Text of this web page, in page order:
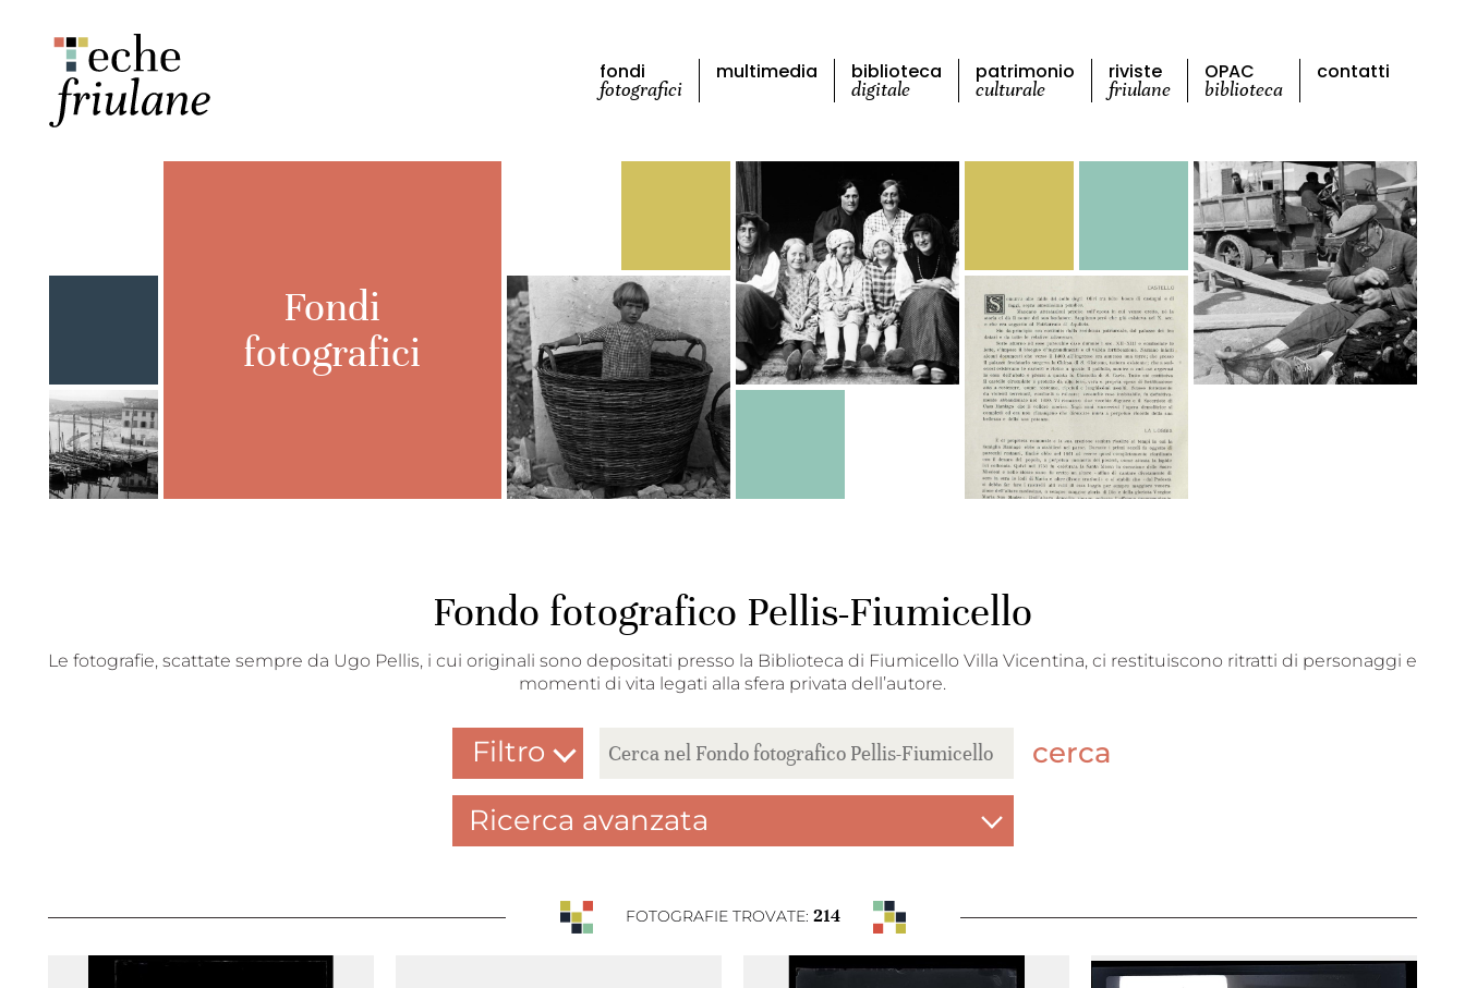
fondi
fotografici
multimedia biblioteca
digitale
patrimonio
culturale
riviste
friulane
OPAC
biblioteca
contatti
Fondi
fotografici
Fondo fotografico Pellis-Fiumicello
Le fotografie, scattate sempre da Ugo Pellis, i cui originali sono depositati presso la Biblioteca di Fiumicello Villa Vicentina, ci restituiscono ritratti di personaggi e
momenti di vita legati alla sfera privata dell’autore.
Filtro
cerca
Ricerca avanzata
FOTOGRAFIE TROVATE: 214